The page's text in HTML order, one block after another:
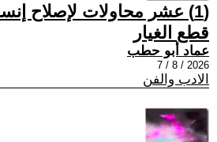
(1) عشر محاولات لإصلاح
قطع الغيار
عماد أبو حطب
2026 / 8 / 7
الادب والفن